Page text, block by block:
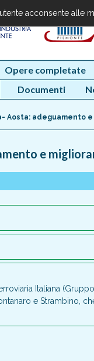
Opere completate
Documenti
Aosta: adeguamento
e
Italiana (Gruppo
e Strambino,
acconsente alle